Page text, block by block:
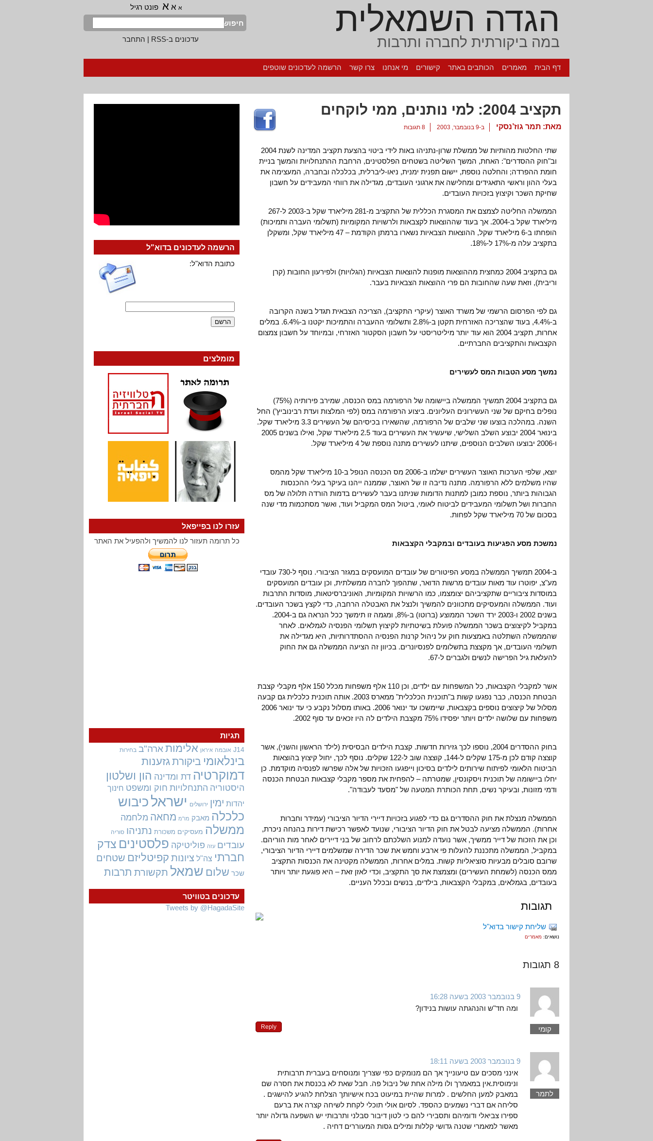
הגדה השמאלית
במה ביקורתית לחברה ותרבות
א א א פונט רגיל
חיפוש
עדכונים ב-RSS
| התחבר
דף הבית מאמרים הכותבים באתר קישורים מי אנחנו צרו קשר הרשמה לעדכונים שוטפים
תקציב 2004: למי נותנים, ממי לוקחים
מאת: תמר גוז’נסקי ב-9 בנובמבר, 2003 8 תגובות
שתי החלטות מהותיות של ממשלת שרון-נתניהו באות לידי ביטוי בהצעת תקציב המדינה לשנת 2004
וב"חוק ההסדרים": האחת, המשך השליטה בשטחים הפלסטינים, הרחבת ההתנחלויות והמשך בניית
חומת ההפרדה; והחלטה נוספת, יישום תפנית ימנית, ניאו-ליברלית, בכלכלה ובחברה, המעצימה את
בעלי ההון וראשי התאגידים ומחלישה את ארגוני העובדים, מגדילה את רווחי המעבידים על חשבון
שחיקת השכר וקיצוץ בזכויות העובדים.
הממשלה החליטה לצמצם את המסגרת הכללית של התקציב מ-281 מיליארד שקל ב-2003 ל-267
מיליארד שקל ב-2004. אך בעוד שההוצאות לקצבאות ולרשויות המקומיות (תשלומי העברה ותמיכות)
הופחתו ב-6 מיליארד שקל, ההוצאות הצבאיות נשארו ברמתן הקודמת – 47 מיליארד שקל, ומשקלן
בתקציב עלה מ-17% ל-18%.
גם בתקציב 2004 כמחצית מההוצאות מופנות להוצאות הצבאיות (הגלויות) ולפירעון החובות (קרן
וריבית), וזאת שעה שהחובות הם פרי ההוצאות הצבאיות בעבר.
גם לפי הפרסום הרשמי של משרד האוצר (עיקרי התקציב), הצריכה הצבאית תגדל בשנה הקרובה
ב-4.4%, בעוד שהצריכה האזרחית תקטן ב-2.8% ותשלומי ההעברה והתמיכות יקטנו ב-6.4%. במלים
אחרות, תקציב 2004 הוא עוד יותר מיליטריסטי על חשבון הסקטור האזרחי, ובמיוחד על חשבון צמצום
הקצבאות והתקציבים החברתיים.
נמשך מסע הטבות המס לעשירים
גם בתקציב 2004 תמשיך הממשלה ביישומה של הרפורמה במס הכנסה, שמירב פירותיה (75%)
נופלים בחיקם של שני העשירונים העליונים. ביצוע הרפורמה במס (לפי המלצות ועדת רבינוביץ’) החל
השנה. במהלכה בוצעו שני שלבים של הרפורמה, שהשאירו בכיסיהם של העשירים 3.3 מיליארד שקל.
בינואר 2004 יבוצע השלב השלישי, שיעשיר את העשירים בעוד 2.5 מיליארד שקל, ואילו בשנים 2005
ו-2006 יבוצעו השלבים הנוספים, שיתנו לעשירים מתנה נוספת של 4 מיליארד שקל.
יוצא, שלפי הערכות האוצר העשירים ישלמו ב-2006 מס הכנסה הנופל ב-10 מיליארד שקל מהמס
שהיו משלמים ללא הרפורמה. מתנה נדיבה זו של האוצר, שממנה ייהנו בעיקר בעלי ההכנסות
הגבוהות ביותר, נוספת כמובן למתנות הדומות שניתנו בעבר לעשירים בדמות הורדה תלולה של מס
החברות ושל תשלומי המעבידים לביטוח לאומי, ביטול המס המקביל ועוד, ואשר מסתכמות מדי שנה
בסכום של 70 מיליארד שקל לפחות.
נמשכת מסע הפגיעות בעובדים ובמקבלי הקצבאות
ב-2004 תמשיך הממשלה במסע הפיטורים של עובדים המועסקים במגזר הציבורי. נוסף ל-730 עובדי
מע"צ, יפוטרו עוד מאות עובדים מרשות הדואר, שתהפוך לחברה ממשלתית, וכן עובדים המועסקים
במוסדות ציבוריים שתקציביהם יצומצמו, כמו הרשויות המקומיות, האוניברסיטאות, מוסדות התרבות
ועוד. הממשלה והמעסיקים מתכוונים להמשיך ולנצל את האבטלה הרחבה, כדי לקצץ בשכר העובדים.
בשנים 2002 ו-2003 ירד השכר הממוצע (ברוטו) ב-8%, ומגמה זו תימשך ככל הנראה גם ב-2004.
במקביל לקיצוצים בשכר הממשלה פועלת בשיטתיות לקיצוץ תשלומי הפנסיה לגמלאים. לאחר
שהממשלה השתלטה באמצעות חוק על ניהול קרנות הפנסיה ההסתדרותיות, היא מגדילה את
תשלומי העובדים, אך מקצצת בתשלומים לפנסיונרים. בכיוון זה הציעה הממשלה גם את החוק
להעלאת גיל הפרישה לנשים ולגברים ל-67.
אשר למקבלי הקצבאות, כל המשפחות עם ילדים, וכן 110 אלף משפחות מכלל 150 אלף מקבלי קצבת
הבטחת הכנסה, כבר נפגעו קשות ב"תוכנית הכלכלית" ממארס 2003. אותה תוכנית כלכלית גם קבעה
מסלול של קיצוצים נוספים בקצבאות, שיימשכו עד ינואר 2006. באותו מסלול נקבע כי עד ינואר 2006
משפחות עם שלושה ילדים ויותר יפסידו 75% מקצבת הילדים לה היו זכאים עד סוף 2002.
בחוק ההסדרים 2004, נוספו לכך גזירות חדשות. קצבת הילדים הבסיסית (לילד הראשון והשני), אשר
קוצצה קודם לכן מ-175 שקלים ל-144, קוצצה שוב ל-122 שקלים. נוסף לכך, יחול קיצוץ בהוצאות
הביטוח הלאומי לפיתוח שירותים לילדים בסיכון וייפגעו הזכויות של אלה שפרשו לפנסיה מוקדמת. כן
יחלו ביישומה של תוכנית ויסקונסין, שמטרתה – להפחית את מספר מקבלי קצבאות הבטחת הכנסה
ודמי מזונות, ובעיקר נשים, תחת הכותרת המטעה של "מסעד לעבודה".
הממשלה מנצלת את חוק ההסדרים גם כדי לפגוע בזכויות דיירי הדיור הציבורי (עמידר וחברות
אחרות). הממשלה מציעה לבטל את חוק הדיור הציבורי, שנועד לאפשר רכישת דירות בהנחה ניכרת,
וכן את הזכות של דייר ממשיך, אשר נועדה למנוע השלכתם לרחוב של בני דיירים לאחר מות הוריהם.
במקביל, הממשלה מתכננת להעלות פי ארבע וחמש את שכר הדירה שמשלמים דיירי הדיור הציבורי,
שרובם סובלים מבעיות סוציאליות קשות. במלים אחרות, הממשלה מקטינה את הכנסות התקציב
ממס הכנסה (לשמחת העשירים) ומצמצת את סך התקציב, וכדי לאזן זאת – היא פוגעת יותר ויותר
בעובדים, בגמלאים, במקבלי הקצבאות, בילדים, בנשים ובכלל העניים.
תגובות
שליחת קישור בדוא"ל
נושאים: מאמרים
8 תגובות
קומי
9 בנובמבר 2003 בשעה 16:28
ומה חד"ש והנהגתה עושות בנידון?
Reply
לתמר
9 בנובמבר 2003 בשעה 18:11
אינני מסכים עם טיעונייך אך הם מנומקים כפי שצריך ומנוסחים בעברית תרבותית
ונימוסית.אין במאמרך ולו מילה אחת של ניבול פה. חבל שאת לא בכנסת את חסרה שם
במאבק למען החלשים . למרות שהיית במיעוט בכח אישיותך הצלחת להגיע להישגים .
סליחה אם דברי נשמעים כהספד. לסיום אולי תוכלי לקחת לשיחה קצרה את ברעם
ספירו צביאלי ודומיהם ותסבירי להם כי לטון דיבור סבלני ותרבותי יש השפעה גדולה יותר
מאשר למאמרי שטנה גדושי קללות ומילים גסות המעוררים דחיה .
הרשמה לעדכונים בדוא"ל
כתובת הדוא"ל:
מומלצים
עזרו לנו בפייפאל
כל תרומה תעזור לנו להמשיך ולהפעיל את האתר
עדכונים בטוויטר
Tweets by @HagadaSite
תגיות
J14 אובמה איראן אלימות ארה"ב בחירות
בינלאומי ביקורתגזענות
דמוקרטיה דת ומדינה הון ושלטון
היסטוריה התנחלויות חוק ומשפט חינוך
יהדות ימין ירושלים ישראל כיבוש
כלכלה מאבק מו"מ מחאה מלחמה
ממשלה מעסיקים משכורת נתניהו סוריה
עובדים עזה פוליטיקה פלסטינים צדק
חברתי צה"ל ציונות קפיטליזם שטחים
שכר שלום שמאל תקשורת תרבות